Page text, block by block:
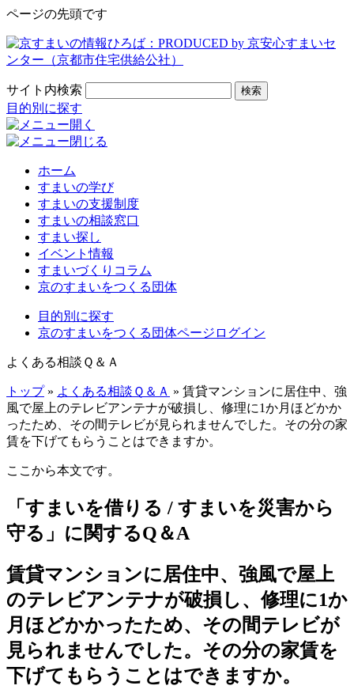
ページの先頭です
サイト内検索 検索
目的別に探す
ホーム
すまいの学び
すまいの支援制度
すまいの相談窓口
すまい探し
イベント情報
すまいづくりコラム
京のすまいをつくる団体
目的別に探す
京のすまいをつくる団体ページログイン
よくある相談Ｑ＆Ａ
トップ» よくある相談Ｑ＆Ａ » 賃貸マンションに居住中、強
風で屋上のテレビアンテナが破損し、修理に1か月ほどかか
ったため、その間テレビが見られませんでした。その分の家
賃を下げてもらうことはできますか。
ここから本文です。
「すまいを借りる / すまいを災害から
守る」に関するQ＆A
賃貸マンションに居住中、強風で屋上
のテレビアンテナが破損し、修理に1か
月ほどかかったため、その間テレビが
見られませんでした。その分の家賃を
下げてもらうことはできますか。